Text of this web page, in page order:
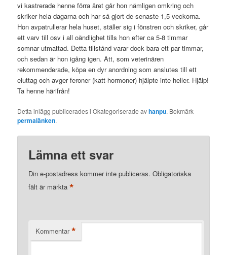
vi kastrerade henne förra året går hon nämligen omkring och
skriker hela dagarna och har så gjort de senaste 1,5 veckorna.
Hon avpatrullerar hela huset, ställer sig i fönstren och skriker, går
ett varv till osv i all oändlighet tills hon efter ca 5-8 timmar
somnar utmattad. Detta tillstånd varar dock bara ett par timmar,
och sedan är hon igång igen. Att, som veterinären
rekommenderade, köpa en dyr anordning som anslutes till ett
eluttag och avger feroner (katt-hormoner) hjälpte inte heller. Hjälp!
Ta henne härifrån!
Detta inlägg publicerades i Okategoriserade avhanpu. Bokmärk
permalänken.
Lämna ett svar
Din e-postadress kommer inte publiceras. Obligatoriska
fält är märkta*
Kommentar *